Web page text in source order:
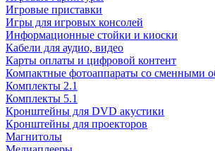
Игровые приставки
Игры для игровых консолей
Информационные стойки и киоски
Кабели для аудио, видео
Карты оплаты и цифровой контент
Компактные фотоаппараты со сменными
Комплекты 2.1
Комплекты 5.1
Кронштейны для DVD акустики
Кронштейны для проекторов
Магнитолы